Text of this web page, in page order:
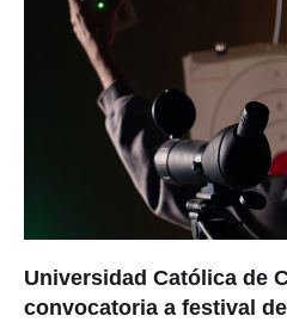
Universidad Católica de
convocatoria a festival